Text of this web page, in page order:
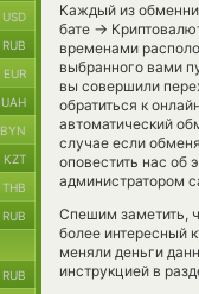
Каждый из
бате →
временами
выбранного вами
вы совершили
обратиться к
автоматический
случае если
оповестить нас
администратором
Спешим заметить,
более интересный
меняли деньги
инструкцией в
USD
RUB
EUR
UAH
BYN
KZT
THB
RUB
RUB